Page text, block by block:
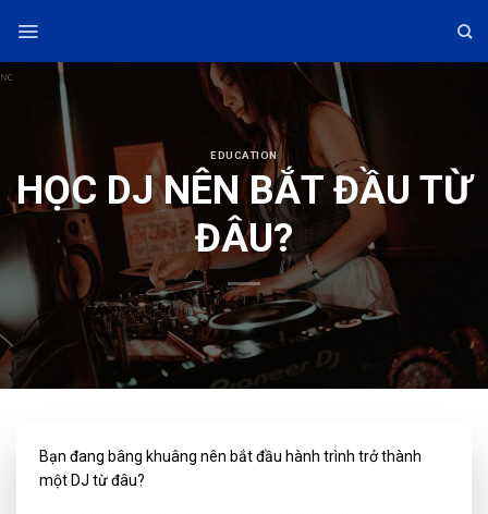
content
EDUCATION
HỌC DJ NÊN BẮT ĐẦU TỪ
ĐÂU?
Bạn đang bâng khuâng nên bắt đầu hành trình trở thành
một DJ từ đâu?